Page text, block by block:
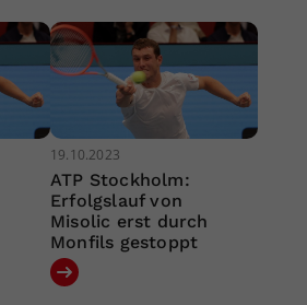
19.10.2023
ATP Stockholm:
Erfolgslauf von
Misolic erst durch
Monfils gestoppt